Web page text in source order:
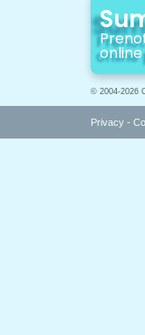
© 2004-2026
Privacy -